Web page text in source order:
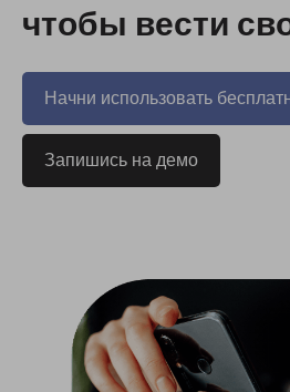
чтобы вести
Начни использовать
Запишись на демо